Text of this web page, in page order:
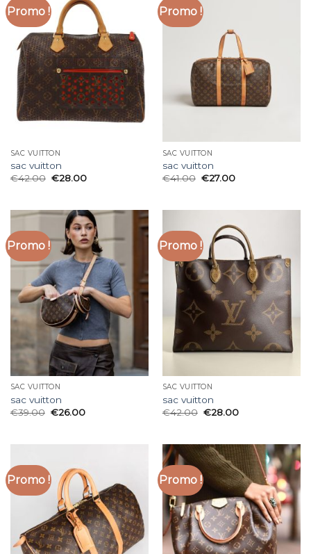
Promo !
SAC VUITTON
sac vuitton
€42.00 €28.00
Promo !
SAC VUITTON
sac vuitton
€41.00 €27.00
Promo !
SAC VUITTON
sac vuitton
€39.00 €26.00
Promo !
SAC VUITTON
sac vuitton
€42.00 €28.00
Promo ! Promo !